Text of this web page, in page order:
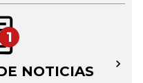
1
NOTICIAS →